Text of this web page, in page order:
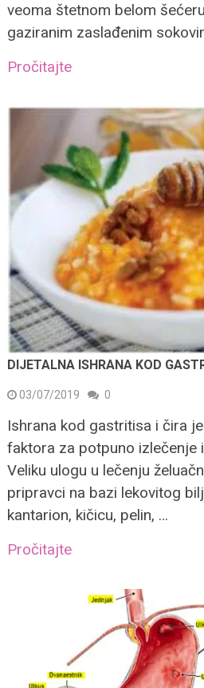
veoma štetnom belom
gaziranim zaslađenim
Pročitajte
DIJETALNA ISHRANA KOD
03/07/2019 0
Ishrana kod gastritisa i čira
faktora za potpuno izlečenje
Veliku ulogu u lečenju
pripravci na bazi lekovitog
kantarion, kičicu, pelin, …
Pročitajte